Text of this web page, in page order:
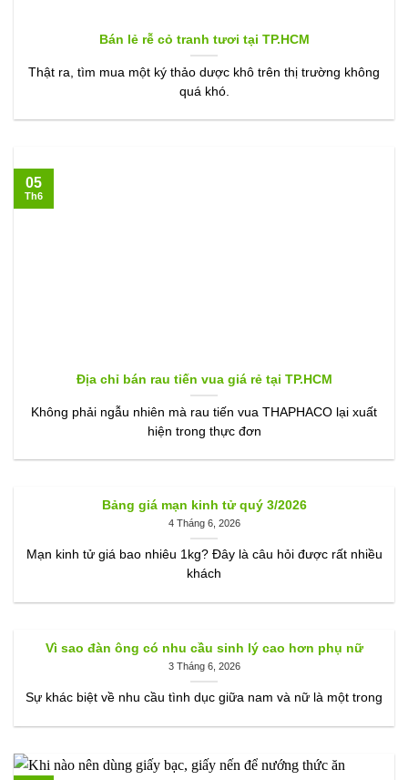
Bán lẻ rễ cỏ tranh tươi tại TP.HCM
Thật ra, tìm mua một ký thảo dược khô trên thị trường không
quá khó.
Địa chỉ bán rau tiến vua giá rẻ tại TP.HCM
Không phải ngẫu nhiên mà rau tiến vua THAPHACO lại xuất
hiện trong thực đơn
05
Th6
Bảng giá mạn kinh tử quý 3/2026
4 Tháng 6, 2026
Mạn kinh tử giá bao nhiêu 1kg? Đây là câu hỏi được rất nhiều
khách
Vì sao đàn ông có nhu cầu sinh lý cao hơn phụ nữ
3 Tháng 6, 2026
Sự khác biệt về nhu cầu tình dục giữa nam và nữ là một trong